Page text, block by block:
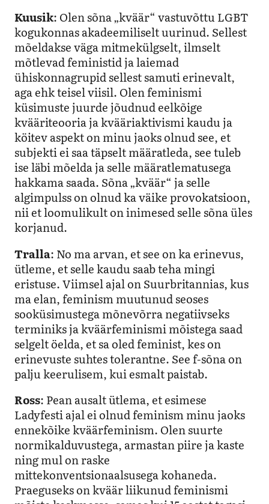
Kuusik: Olen sõna „kväär“ vastuvõttu LGBT
kogukonnas akadeemiliselt uurinud. Sellest
mõeldakse väga mitmekülgselt, ilmselt
mõtlevad feministid ja laiemad
ühiskonnagrupid sellest samuti erinevalt,
aga ehk teisel viisil. Olen feminismi
küsimuste juurde jõudnud eelkõige
kvääriteooria ja kvääriaktivismi kaudu ja
köitev aspekt on minu jaoks olnud see, et
subjekti ei saa täpselt määratleda, see tuleb
ise läbi mõelda ja selle määratlematusega
hakkama saada. Sõna „kväär“ ja selle
algimpulss on olnud ka väike provokatsioon,
nii et loomulikult on inimesed selle sõna üles
korjanud.
Tralla: No ma arvan, et see on ka erinevus,
ütleme, et selle kaudu saab teha mingi
eristuse. Viimsel ajal on Suurbritannias, kus
ma elan, feminism muutunud seoses
sooküsimustega mõnevõrra negatiivseks
terminiks ja kväärfeminismi mõistega saad
selgelt öelda, et sa oled feminist, kes on
erinevuste suhtes tolerantne. See f-sõna on
palju keerulisem, kui esmalt paistab.
Ross: Pean ausalt ütlema, et esimese
Ladyfesti ajal ei olnud feminism minu jaoks
ennekõike kväärfeminism. Olen suurte
normikalduvustega, armastan piire ja kaste
ning mul on raske
mittekonventsionaalsusega kohaneda.
Praeguseks on kväär liikunud feminismi